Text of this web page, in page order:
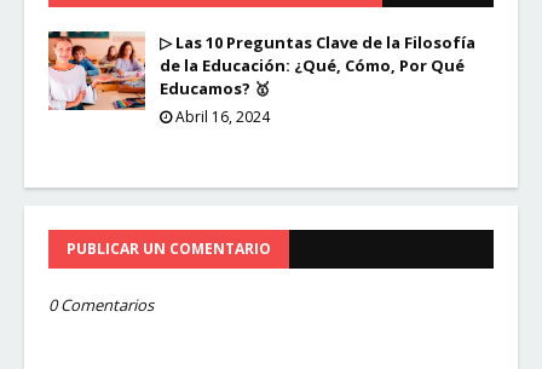
▷ Las 10 Preguntas Clave de la Filosofía
de la Educación: ¿Qué, Cómo, Por Qué
Educamos? 🥇
Abril 16, 2024
PUBLICAR UN COMENTARIO
0 Comentarios